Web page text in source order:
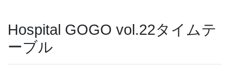
Hospital GOGO vol.22タイムテ
ーブル